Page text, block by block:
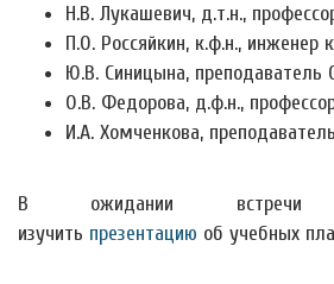
Н.В. Лукашевич, д.т.н.,
П.О. Россяйкин, к.ф.н., инженер
Ю.В. Синицына, преподаватель
О.В. Федорова, д.ф.н.,
И.А. Хомченкова,
В ожидании
изучить презентацию об учебных